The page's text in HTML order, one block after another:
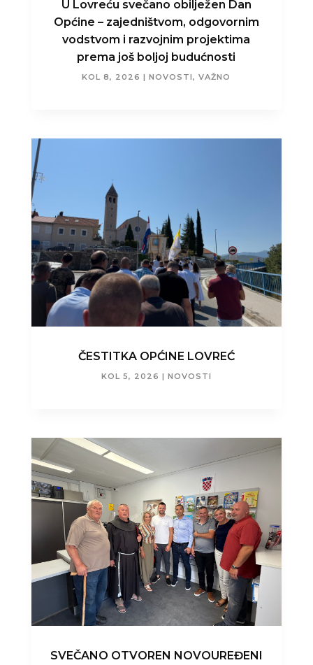
U Lovreću svečano obilježen Dan
Općine – zajedništvom, odgovornim
vodstvom i razvojnim projektima
prema još boljoj budućnosti
KOL 8, 2026 |NOVOSTI,VAŽNO
ČESTITKA OPĆINE LOVREĆ
KOL 5, 2026 | NOVOSTI
SVEČANO OTVOREN NOVOUREĐENI